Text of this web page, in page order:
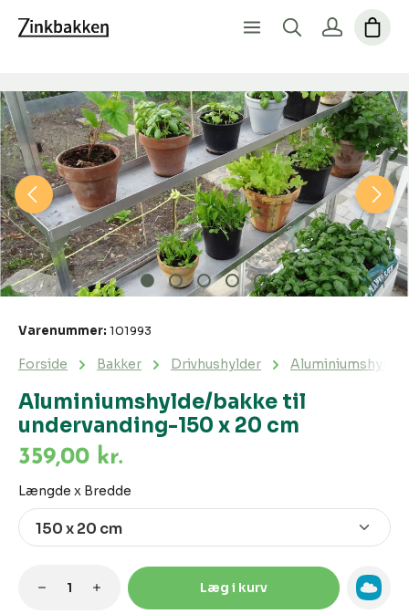
Spring over billedgalleri
Aluminiumshylde/bakke til
undervanding-150 x 20 cm
Forside Bakker Drivhushylder
Varenummer: 101993
359,00 kr.
Vælg
Længde x Bredde
Produktmængde: Indtast den
Læg i kurv